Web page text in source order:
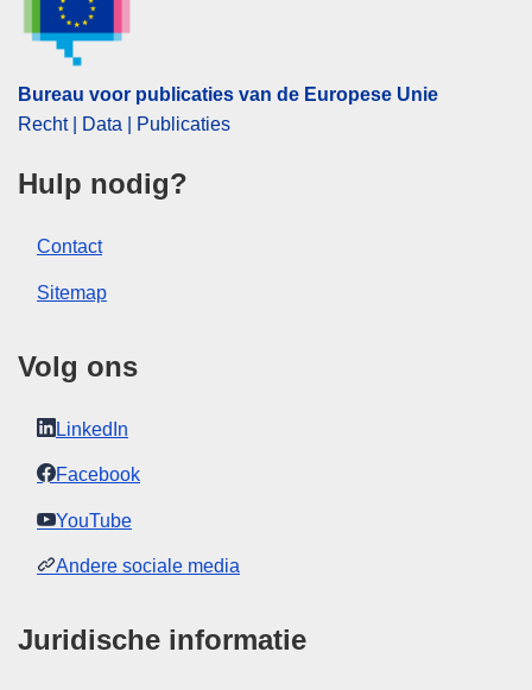
kledingstuk
rechtszekerheidsbeginsel
OJ : JOC_2017_038_R_0055
Bureau voor publicaties van de Europese Unie
Recht | Data | Publicaties
Hulp nodig?
Contact
Sitemap
Volg ons
LinkedIn
Facebook
YouTube
Andere sociale media
Juridische informatie